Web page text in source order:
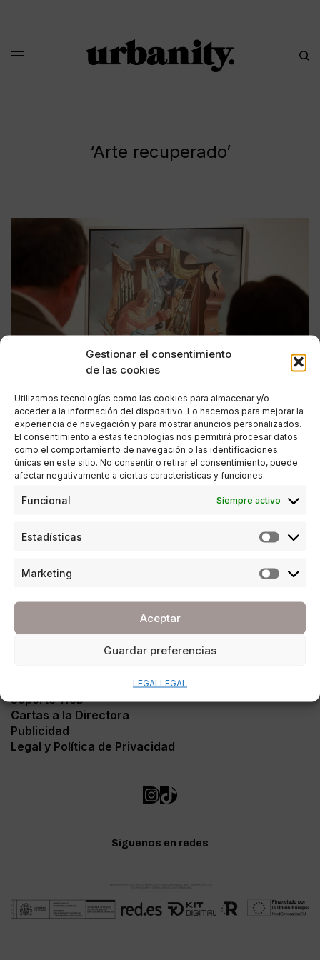
Gestionar el consentimiento
de las cookies
Utilizamos tecnologías como las cookies para almacenar y/o
acceder a la información del dispositivo. Lo hacemos para mejorar la
experiencia de navegación y para mostrar anuncios personalizados.
El consentimiento a estas tecnologías nos permitirá procesar datos
como el comportamiento de navegación o las identificaciones
únicas en este sitio. No consentir o retirar el consentimiento, puede
afectar negativamente a ciertas características y funciones.
Funcional Siempre activo
Estadísticas
Marketing
Aceptar
Guardar preferencias
LEGAL LEGAL
‘Arte recuperado’
española en la Casa Natal de Picasso
25/03/2017
2 MINUTOS DE LECTURA
Soporte Web
Cartas a la Directora
Publicidad
Legal y Política de Privacidad
Síguenos en redes